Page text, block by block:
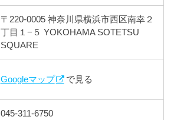
〒220-0005 神奈川県横浜市西区南幸２
丁目１−５ YOKOHAMA SOTETSU
SQUARE
Googleマップ で見る
045-311-6750